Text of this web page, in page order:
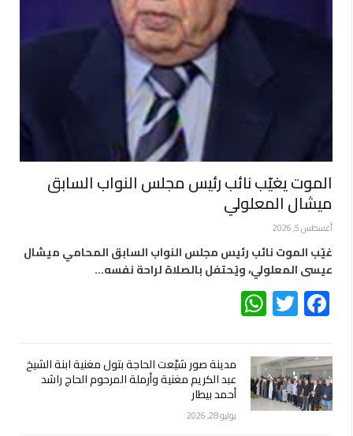
الموت يغيّب نائب رئيس مجلس النواب السابق
ميشال المعلولي
أغسطس 5, 2026
غيّب الموت نائب رئيس مجلس النواب السابق المحامي ميشال
عيسى المعلولي، ويُحتفل بالصلاة لراحة نفسه…
Facebook
Twitter
مدينة صور شيّعت الحاجة بتول مغنية ابنة الشيخ
عبد الكريم مغنية وأرملة المرحوم الحاج راشد
أحمد بيطار
يوليو 28, 2026